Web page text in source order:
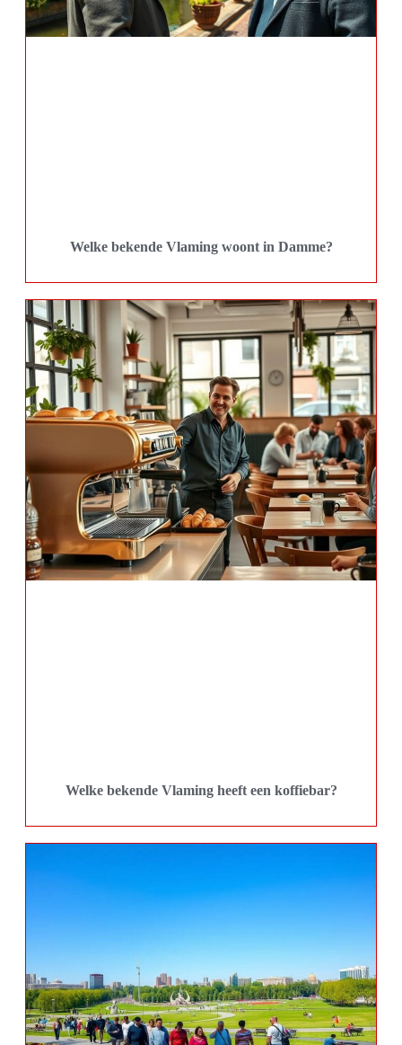
Welke bekende Vlaming woont in Damme?
Welke bekende Vlaming heeft een koffiebar?